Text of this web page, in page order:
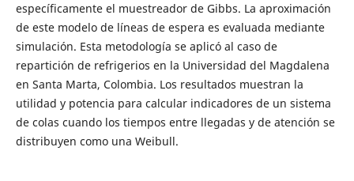
específicamente el muestreador de Gibbs. La aproximación
de este modelo de líneas de espera es evaluada mediante
simulación. Esta metodología se aplicó al caso de
repartición de refrigerios en la Universidad del Magdalena
en Santa Marta, Colombia. Los resultados muestran la
utilidad y potencia para calcular indicadores de un sistema
de colas cuando los tiempos entre llegadas y de atención se
distribuyen como una Weibull.